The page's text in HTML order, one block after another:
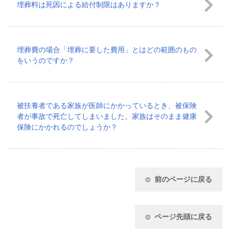
埋葬料は死因による給付制限はありますか？
埋葬費の場合「埋葬に要した費用」とはどの範囲のもの
をいうのですか？
被扶養者である家族が医師にかかっているとき、被保険
者が事故で死亡してしまいました。家族はそのまま健康
保険にかかれるのでしょうか？
前のページに戻る
ページ先頭に戻る